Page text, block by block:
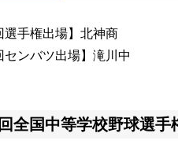
選手権出場】北神商
センバツ出場】滝川中
全国中等学校野球選手